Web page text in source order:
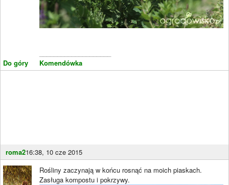
Do góry
Komendówka
roma216:38, 10 cze 2015
Rośliny zaczynają w końcu rosnąć na moich piaskach.
Zasługa kompostu i pokrzywy.